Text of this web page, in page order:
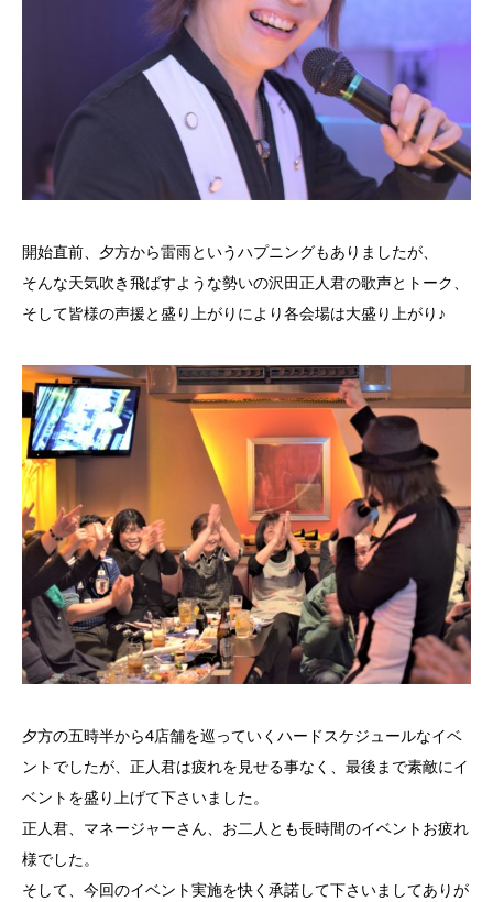
開始直前、夕方から雷雨というハプニングもありましたが、
そんな天気吹き飛ばすような勢いの沢田正人君の歌声とトーク、
そして皆様の声援と盛り上がりにより各会場は大盛り上がり♪
夕方の五時半から4店舗を巡っていくハードスケジュールなイベ
ントでしたが、正人君は疲れを見せる事なく、最後まで素敵にイ
ベントを盛り上げて下さいました。
正人君、マネージャーさん、お二人とも長時間のイベントお疲れ
様でした。
そして、今回のイベント実施を快く承諾して下さいましてありが